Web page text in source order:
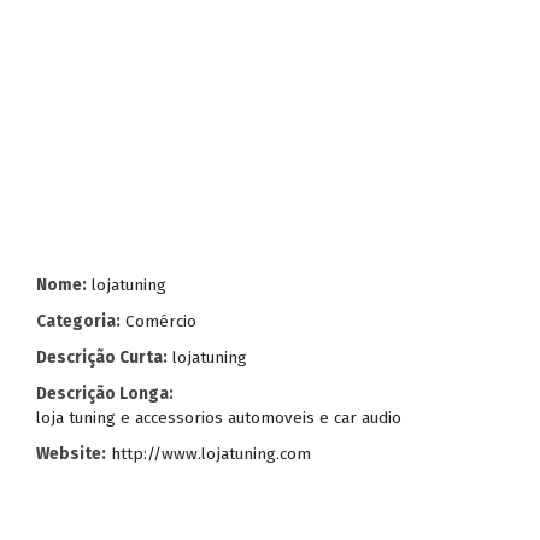
Nome: lojatuning
Categoria: Comércio
Descrição Curta: lojatuning
Descrição Longa:
loja tuning e accessorios automoveis e car audio
Website: http://www.lojatuning.com